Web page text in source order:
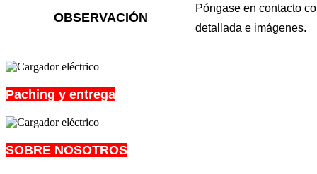
OBSERVACIÓN
Póngase en contacto
detallada e imágenes.
Paching y entrega
SOBRE NOSOTROS